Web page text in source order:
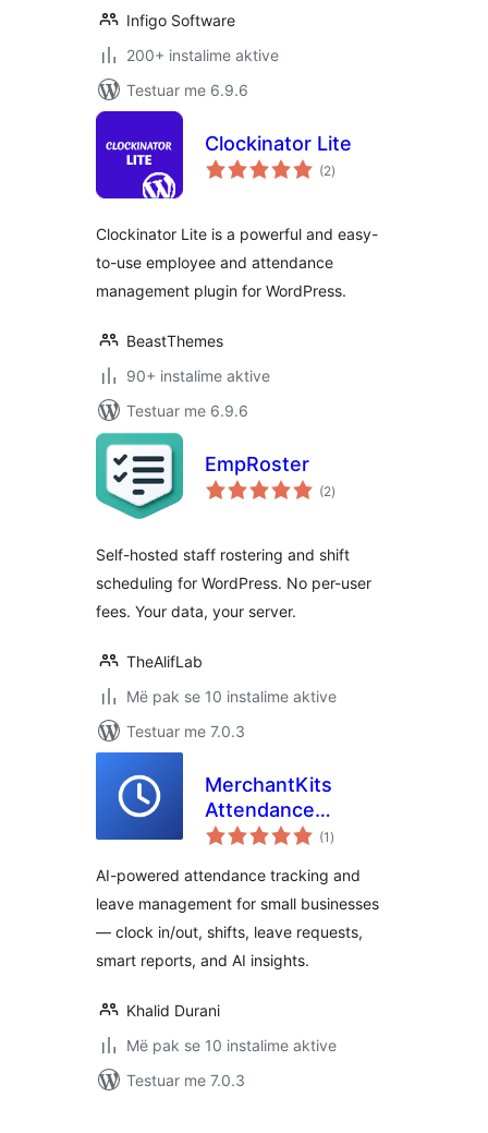
Infigo Software
200+ instalime aktive
Testuar me 6.9.6
Clockinator Lite
(2vlerësime
gjithsej
)
Clockinator Lite is a powerful and easy-
to-use employee and attendance
management plugin for WordPress.
BeastThemes
90+ instalime aktive
Testuar me 6.9.6
EmpRoster
(2vlerësime
gjithsej
)
Self-hosted staff rostering and shift
scheduling for WordPress. No per-user
fees. Your data, your server.
TheAlifLab
Më pak se 10 instalime aktive
Testuar me 7.0.3
MerchantKits
Attendance
Manager
(1 vlerësime
gjithsej
)
AI-powered attendance tracking and
leave management for small businesses
— clock in/out, shifts, leave requests,
smart reports, and AI insights.
Khalid Durani
Më pak se 10 instalime aktive
Testuar me 7.0.3